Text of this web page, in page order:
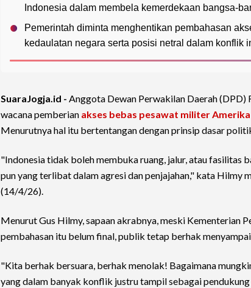
Indonesia dalam membela kemerdekaan bangsa-
Pemerintah diminta menghentikan pembahasan
kedaulatan negara serta posisi netral dalam konflik
SuaraJogja.id - Anggota Dewan Perwakilan Daerah
wacana pemberian akses bebas pesawat militer
Menurutnya hal itu bertentangan dengan prinsip dasar
"Indonesia tidak boleh membuka ruang, jalur, atau fasilitas
pun yang terlibat dalam agresi dan penjajahan," kata Hilmy
(14/4/26).
Menurut Gus Hilmy, sapaan akrabnya, meski Kementerian
pembahasan itu belum final, publik tetap berhak
"Kita berhak bersuara, berhak menolak! Bagaimana
yang dalam banyak konflik justru tampil sebagai